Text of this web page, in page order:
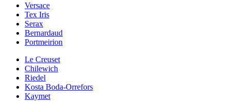
Versace
Tex Iris
Serax
Bernardaud
Portmeirion
Le Creuset
Chilewich
Riedel
Kosta Boda-Orrefors
Kaymet